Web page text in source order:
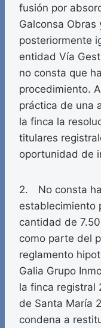
fusión por
Galconsa Obras
posteriormente
entidad Vía
no consta que
procedimiento.
práctica de una
la finca la
titulares
oportunidad de
2. No consta
establecimiento
cantidad de
como parte del
reglamento
Galia Grupo
la finca registral
de Santa María
condena a